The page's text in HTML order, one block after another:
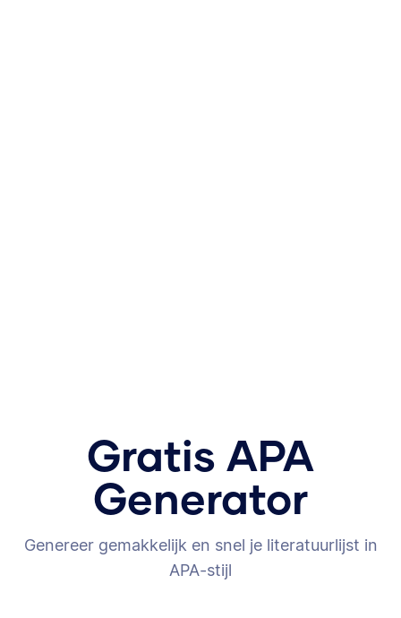
Gratis APA
Generator
Genereer gemakkelijk en snel je literatuurlijst in
APA-stijl